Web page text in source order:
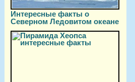
Интересные факты о
Северном Ледовитом океане